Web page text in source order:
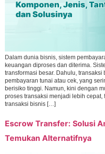
Dalam dunia bisnis, sistem
keuangan diproses dan diterima.
transformasi besar. Dahulu,
pembayaran tunai atau cek, yang
berisiko tinggi. Namun, kini dengan
proses transaksi menjadi lebih
transaksi bisnis […]
Escrow Transfer: Solusi
Temukan Alternatifnya